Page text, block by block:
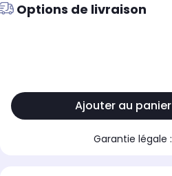
Options de livraison
Ajouter au panier
Garantie légale :